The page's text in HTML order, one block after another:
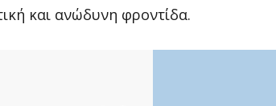
και ανώδυνη φροντίδα.